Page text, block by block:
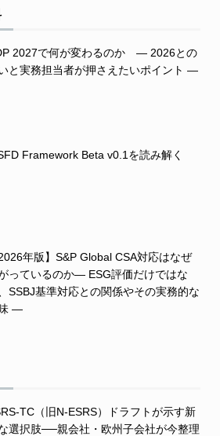
2027で何が変わるのか ― 2026との
と実務担当者が押さえたいポイント ―
Framework Beta v0.1を読み解く
2026年版】S&P Global CSA対応はなぜ
っているのか― ESG評価だけではな
SSBJ基準対応との関係やその実務的な
―
TC（旧N-ESRS）ドラフトが示す新
選択肢──親会社・欧州子会社が今整理